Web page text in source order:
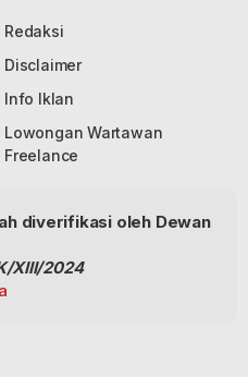
Redaksi
Disclaimer
Info Iklan
Lowongan Wartawan
Freelance
diverifikasi oleh Dewan
XIII/2024